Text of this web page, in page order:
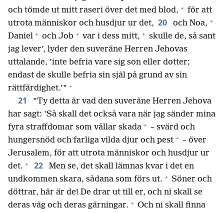
och tömde ut mitt raseri över det med blod, + för att
utrota människor och husdjur ur det, 20 och Noa, +
Daniel + och Job + var i dess mitt, + skulle de, så sant
jag lever’, lyder den suveräne Herren Jehovas
uttalande, ’inte befria vare sig son eller dotter;
endast de skulle befria sin själ på grund av sin
rättfärdighet.’” +
21
”Ty detta är vad den suveräne Herren Jehova
har sagt: ’Så skall det också vara när jag sänder mina
fyra straffdomar som vållar skada + – svärd och
hungersnöd och farliga vilda djur och pest + – över
Jerusalem, för att utrota människor och husdjur ur
det. + 22
Men se, det skall lämnas kvar i det en
undkommen skara, sådana som förs ut. + Söner och
döttrar, här är de! De drar ut till er, och ni skall se
deras väg och deras gärningar. + Och ni skall finna